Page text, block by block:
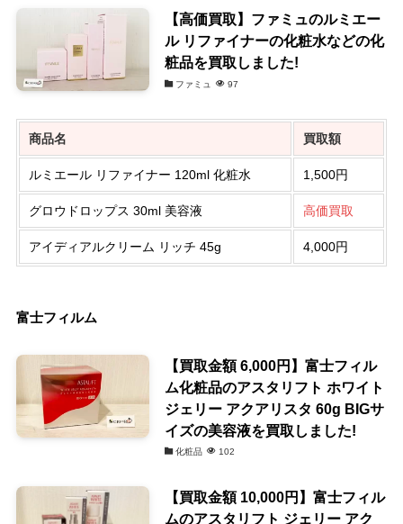
【高価買取】ファミュのルミエー
ル リファイナーの化粧水などの化
粧品を買取しました!
ファミュ 97
商品名 買取額
ルミエール リファイナー 120ml 化粧水 1,500円
グロウドロップス 30ml 美容液 高価買取
アイディアルクリーム リッチ 45g 4,000円
富士フィルム
【買取金額 6,000円】富士フィル
ム化粧品のアスタリフト ホワイト
ジェリー アクアリスタ 60g BIGサ
イズの美容液を買取しました!
化粧品 102
【買取金額 10,000円】富士フィル
ムのアスタリフト ジェリー アク